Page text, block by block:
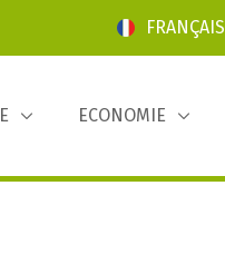
FRANÇAIS
ECONOMIE